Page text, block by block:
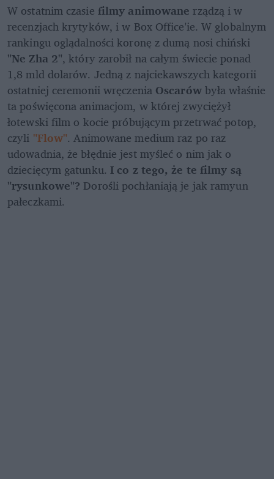
W ostatnim czasie filmy animowane rządzą i w
recenzjach krytyków, i w Box Office'ie. W globalnym
rankingu oglądalności koronę z dumą nosi chiński
"Ne Zha 2", który zarobił na całym świecie ponad
1,8 mld dolarów. Jedną z najciekawszych kategorii
ostatniej ceremonii wręczenia Oscarów była właśnie
ta poświęcona animacjom, w której zwyciężył
łotewski film o kocie próbującym przetrwać potop,
czyli "Flow". Animowane medium raz po raz
udowadnia, że błędnie jest myśleć o nim jak o
dziecięcym gatunku. I co z tego, że te filmy są
"rysunkowe"? Dorośli pochłaniają je jak ramyun
pałeczkami.